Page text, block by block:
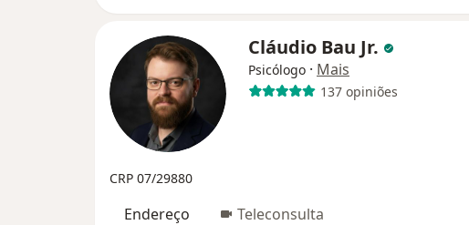
Cláudio Bau Jr.
Psicólogo · Mais
137 opiniões
CRP 07/29880
Endereço Teleconsulta